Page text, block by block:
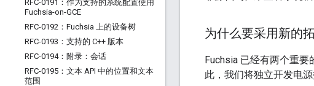
RFC-0191：作为支持的系统配置使用
Fuchsia-on-GCE
RFC-0192：Fuchsia 上的设备树
RFC-0193：支持的 C++ 版本
RFC-0194：附录：会话
RFC-0195：文本 API 中的位置和文本
范围
为什么要采用新的
Fuchsia 已经有两个重
此，我们将独立开发电